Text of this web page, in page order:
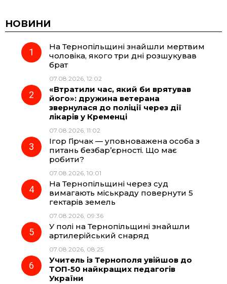
c
e
o
k
e
r
m
t
A
p
НОВИНИ
На Тернопільщині знайшли мертвим
чоловіка, якого три дні розшукував
брат
07.08.2026, 12:02
«Втратили час, який би врятував
його»: дружина ветерана
звернулася до поліції через дії
лікарів у Кременці
07.08.2026, 11:02
Ігор Гірчак — уповноважена особа з
питань безбар’єрності. Що має
робити?
07.08.2026, 10:01
На Тернопільщині через суд
вимагають міськраду повернути 5
гектарів земель
07.08.2026, 09:36
У полі на Тернопільщині знайшли
артилерійський снаряд
07.08.2026, 08:25
Учитель із Тернополя увійшов до
ТОП-50 найкращих педагогів
України